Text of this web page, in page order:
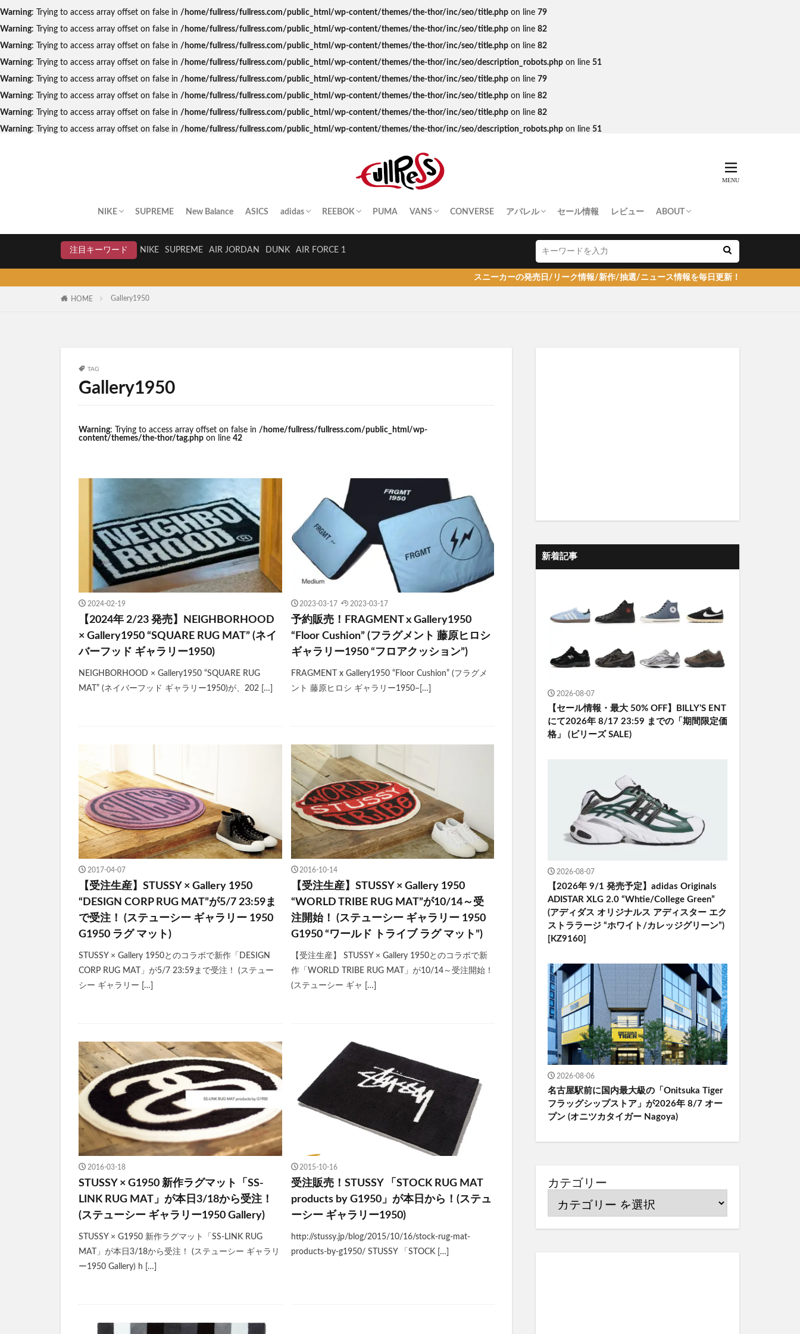
Warning: Trying to access array offset on false in /home/fullress/fullress.com/public_html/wp-content/themes/the-thor/inc/seo/title.php on line 79
Warning: Trying to access array offset on false in /home/fullress/fullress.com/public_html/wp-content/themes/the-thor/inc/seo/title.php on line 82
Warning: Trying to access array offset on false in /home/fullress/fullress.com/public_html/wp-content/themes/the-thor/inc/seo/title.php on line 82
Warning: Trying to access array offset on false in /home/fullress/fullress.com/public_html/wp-content/themes/the-thor/inc/seo/description_robots.php on line 51
Warning: Trying to access array offset on false in /home/fullress/fullress.com/public_html/wp-content/themes/the-thor/inc/seo/title.php on line 79
Warning: Trying to access array offset on false in /home/fullress/fullress.com/public_html/wp-content/themes/the-thor/inc/seo/title.php on line 82
Warning: Trying to access array offset on false in /home/fullress/fullress.com/public_html/wp-content/themes/the-thor/inc/seo/title.php on line 82
Warning: Trying to access array offset on false in /home/fullress/fullress.com/public_html/wp-content/themes/the-thor/inc/seo/description_robots.php on line 51
NIKE SUPREME New Balance ASICS adidas REEBOK PUMA VANS CONVERSE アパレル セール情報 レビュー ABOUT
注目キーワード
NIKE SUPREME AIR JORDAN DUNK AIR FORCE 1
スニーカーの発売日/リーク情報/新作/抽選/ニュース情報を毎日更新！
HOME Gallery1950
TAG
Gallery1950
Warning: Trying to access array offset on false in /home/fullress/fullress.com/public_html/wp-
content/themes/the-thor/tag.php on line 42
2024-02-19
【2024年 2/23 発売】NEIGHBORHOOD
× Gallery1950 “SQUARE RUG MAT” (ネイ
バーフッド ギャラリー1950)
NEIGHBORHOOD × Gallery1950 “SQUARE RUG
MAT” (ネイバーフッド ギャラリー1950)が、202 […]
2023-03-17 2023-03-17
予約販売！FRAGMENT x Gallery1950
“Floor Cushion” (フラグメント 藤原ヒロシ
ギャラリー1950 “フロアクッション”)
FRAGMENT x Gallery1950 “Floor Cushion” (フラグメ
ント 藤原ヒロシ ギャラリー1950 ̶ […]
2017-04-07
【受注生産】STUSSY × Gallery 1950
“DESIGN CORP RUG MAT”が5/7 23:59ま
で受注！ (ステューシー ギャラリー 1950
G1950 ラグ マット)
STUSSY × Gallery 1950とのコラボで新作「DESIGN
CORP RUG MAT」が5/7 23:59まで受注！ (ステュー
シー ギャラリー […]
2016-10-14
【受注生産】STUSSY × Gallery 1950
“WORLD TRIBE RUG MAT”が10/14～受
注開始！ (ステューシー ギャラリー 1950
G1950 “ワールド トライブ ラグ マット”)
【受注生産】 STUSSY × Gallery 1950とのコラボで新
作「WORLD TRIBE RUG MAT」が10/14～受注開始！
(ステューシー ギャ […]
2016-03-18
STUSSY × G1950 新作ラグマット「SS-
LINK RUG MAT」が本日3/18から受注！
(ステューシー ギャラリー1950 Gallery)
STUSSY × G1950 新作ラグマット「SS-LINK RUG
MAT」が本日3/18から受注！ (ステューシー ギャラリ
ー1950 Gallery) h […]
2015-10-16
受注販売！STUSSY 「STOCK RUG MAT
products by G1950」が本日から！(ステュ
ーシー ギャラリー1950)
http://stussy.jp/blog/2015/10/16/stock-rug-mat-
products-by-g1950/ STUSSY 「STOCK […]
新着記事
2026-08-07
【セール情報・最大 50% OFF】BILLY’S ENT
にて2026年 8/17 23:59 までの「期間限定価
格」 (ビリーズ SALE)
2026-08-07
【2026年 9/1 発売予定】adidas Originals
ADISTAR XLG 2.0 “Whtie/College Green”
(アディダス オリジナルス アディスター エク
ストララージ “ホワイト/カレッジグリーン”)
[KZ9160]
2026-08-06
名古屋駅前に国内最大級の「Onitsuka Tiger
フラッグシップストア」が2026年 8/7 オー
プン (オニツカタイガー Nagoya)
カテゴリー